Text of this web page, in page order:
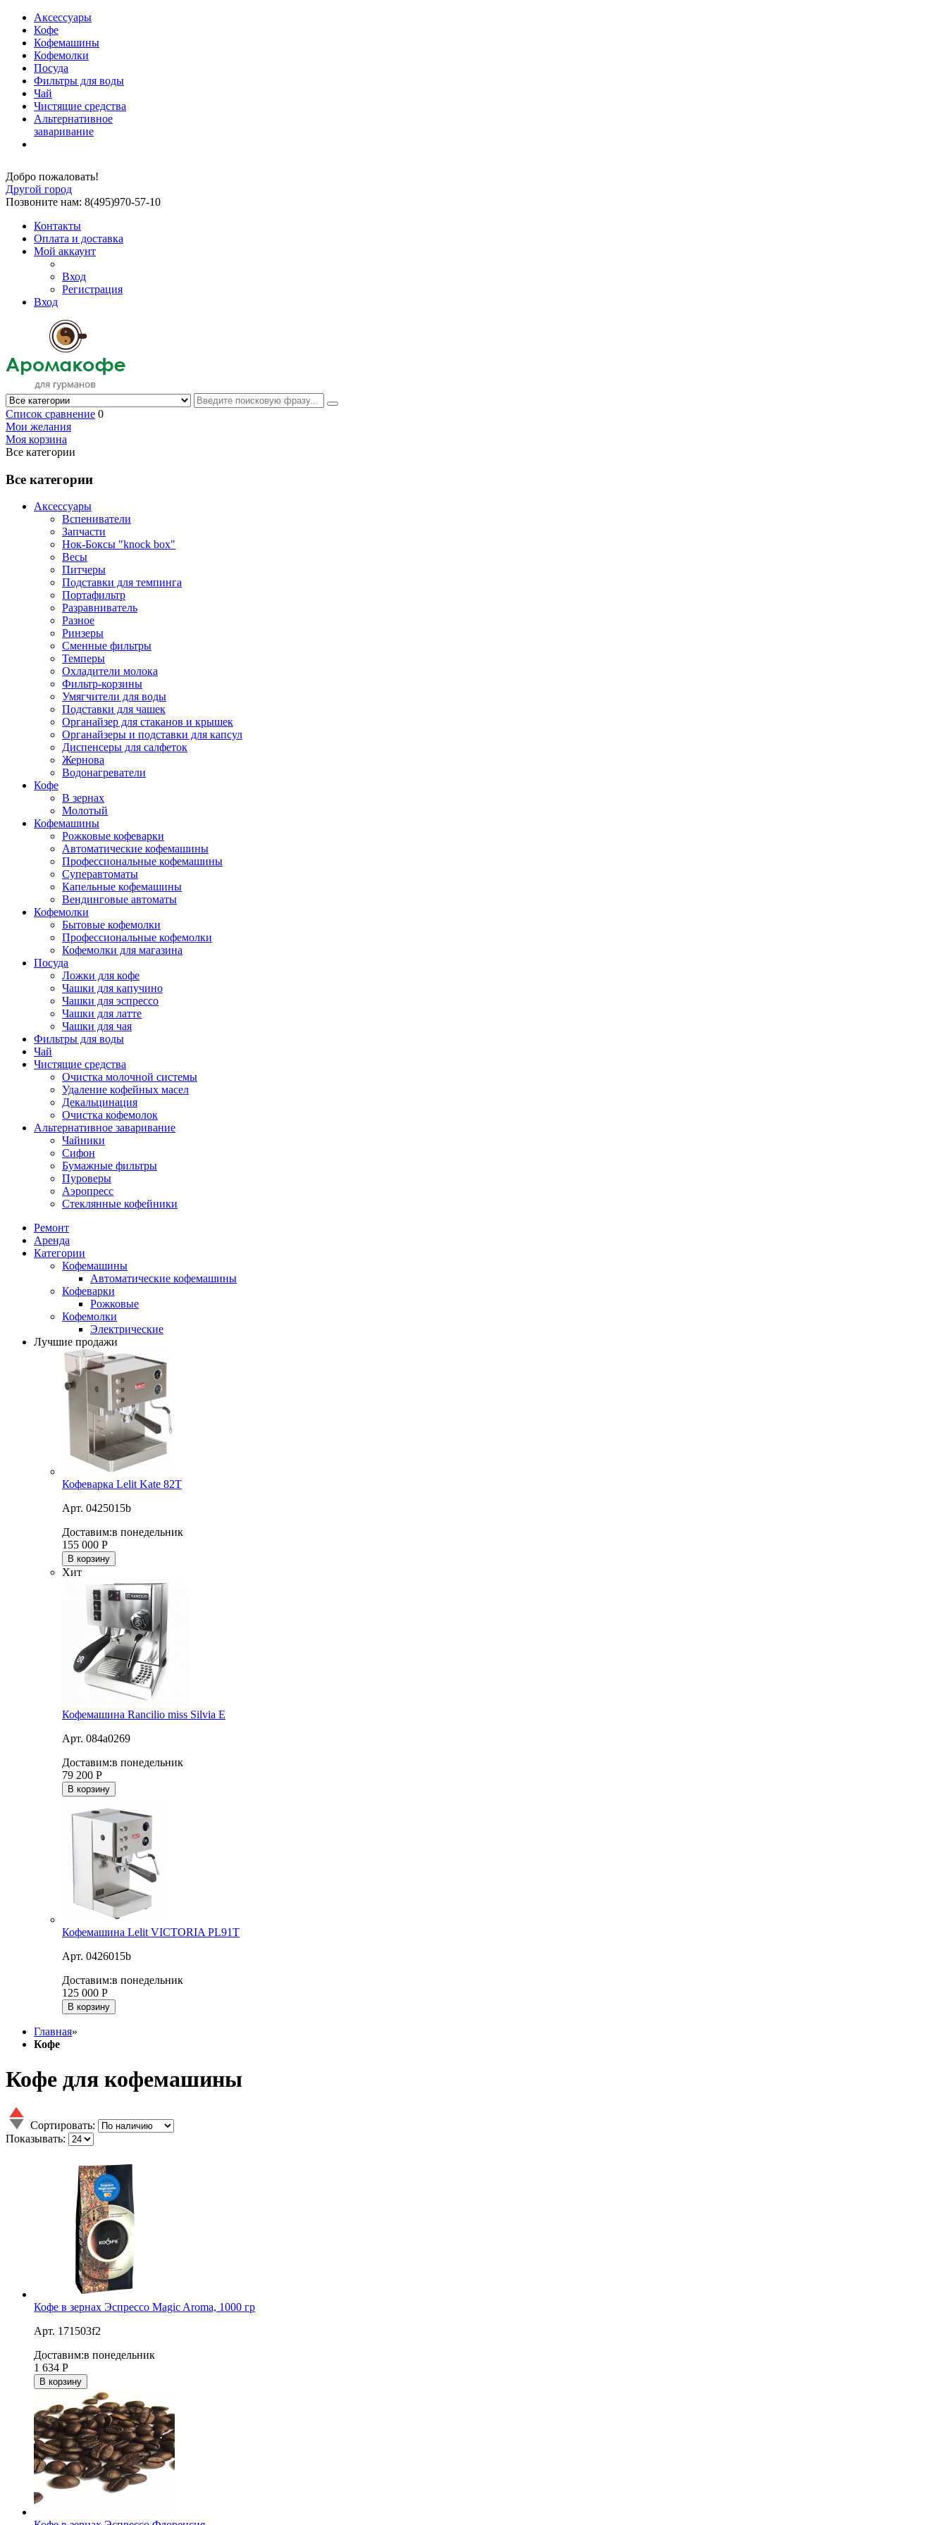
Аксессуары
Кофе
Кофемашины
Кофемолки
Посуда
Фильтры для воды
Чай
Чистящие средства
Альтернативное
заваривание
Добро пожаловать!
Другой город
Позвоните нам: 8(495)970-57-10
Контакты
Оплата и доставка
Мой аккаунт
Вход
Регистрация
Вход
Список сравнение 0
Мои желания
Моя корзина
Все категории
Все категории
Аксессуары
Вспениватели
Запчасти
Нок-Боксы "knock box"
Весы
Питчеры
Подставки для темпинга
Портафильтр
Разравниватель
Разное
Ринзеры
Сменные фильтры
Темперы
Охладители молока
Фильтр-корзины
Умягчители для воды
Подставки для чашек
Органайзер для стаканов и крышек
Органайзеры и подставки для капсул
Диспенсеры для салфеток
Жернова
Водонагреватели
Кофе
В зернах
Молотый
Кофемашины
Рожковые кофеварки
Автоматические кофемашины
Профессиональные кофемашины
Суперавтоматы
Капельные кофемашины
Вендинговые автоматы
Кофемолки
Бытовые кофемолки
Профессиональные кофемолки
Кофемолки для магазина
Посуда
Ложки для кофе
Чашки для капучино
Чашки для эспрессо
Чашки для латте
Чашки для чая
Фильтры для воды
Чай
Чистящие средства
Очистка молочной системы
Удаление кофейных масел
Декальцинация
Очистка кофемолок
Альтернативное заваривание
Чайники
Сифон
Бумажные фильтры
Пуроверы
Аэропресс
Стеклянные кофейники
Ремонт
Аренда
Категории
Кофемашины
Автоматические кофемашины
Кофеварки
Рожковые
Кофемолки
Электрические
Лучшие продажи
Кофеварка Lelit Kate 82T
Арт. 0425015b
Доставим:в понедельник
155 000 Р
В корзину
Хит
Кофемашина Rancilio miss Silvia E
Арт. 084a0269
Доставим:в понедельник
79 200 Р
В корзину
Кофемашина Lelit VICTORIA PL91T
Арт. 0426015b
Доставим:в понедельник
125 000 Р
В корзину
Главная»
Кофе
Кофе для кофемашины
Сортировать:
Показывать:
Кофе в зернах Эспрессо Magic Aroma, 1000 гр
Арт. 171503f2
Доставим:в понедельник
1 634 Р
В корзину